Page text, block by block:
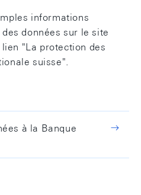
informations
données sur le site
"La protection des
suisse".
à la Banque